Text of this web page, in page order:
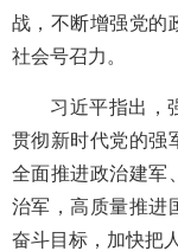
战，不断增强党的
社会号召力。
习近平指出，
贯彻新时代党的强
全面推进政治建军
治军，高质量推进
奋斗目标，加快把